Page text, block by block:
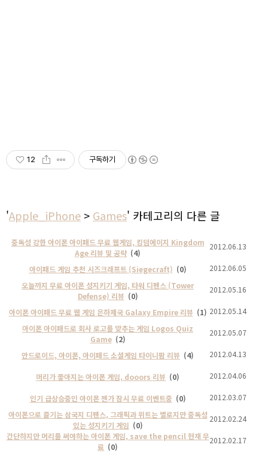
12 구독하기
'Apple_iPhone > Games' 카테고리의 다른 글
중독성 강한 아이폰 아이패드 무료 웹게임, 킹덤에이지 Kingdom
Age 리뷰 및 공략 (4)
2012.06.13
아이패드 게임 추천 시즈크래프트 (Siegecraft) (0)
2012.06.05
오늘까지 무료 아이폰 성지키기 게임, 타워 디펜스 (Tower
Defense) 리뷰 (0)
2012.05.16
아이폰 아이패드 무료 웹 게임 은하제국 Galaxy Empire 리뷰 (1) 2012.05.14
아이폰 아이패드로 회사 로고를 맞추는 게임 Logos Quiz
Game (2)
2012.05.07
안드로이드, 아이폰, 아이패드 소셜게임 타이니팜 리뷰 (4) 2012.04.13
머리가 좋아지는 아이폰 게임, dooors 리뷰 (0) 2012.04.06
인기 급상승중인 아이폰 젠가 잠시 무료 이벤트중 (0)
2012.03.07
아이폰으로 즐기는 삼국지 디펜스, 그래픽과 위트는 별로지만 중독성
있는 성지키기 게임 (0)
2012.02.24
간단하지만 머리를 써야하는 아이폰 게임, save the pencil 현재 무
료 (0)
2012.02.17